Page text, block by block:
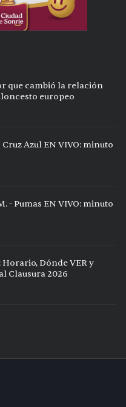
que cambió la relación
europeo
Cruz Azul EN VIVO: minuto
- Pumas EN VIVO: minuto
Horario, Dónde VER y
Clausura 2026